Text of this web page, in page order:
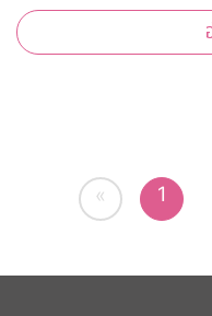
ชีววิทยาที่ขาดแคลน เพื่อใช้เรียนออนไลน์ในวิถีปรกติใหม่ บริจาค
เข้ากองทุน "
« 1